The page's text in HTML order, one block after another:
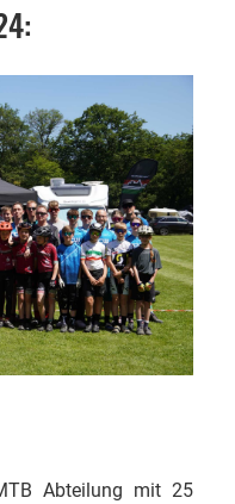
Abteilung mit 25